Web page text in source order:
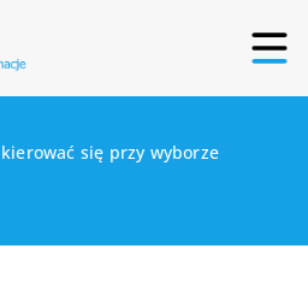
się przy wyborze